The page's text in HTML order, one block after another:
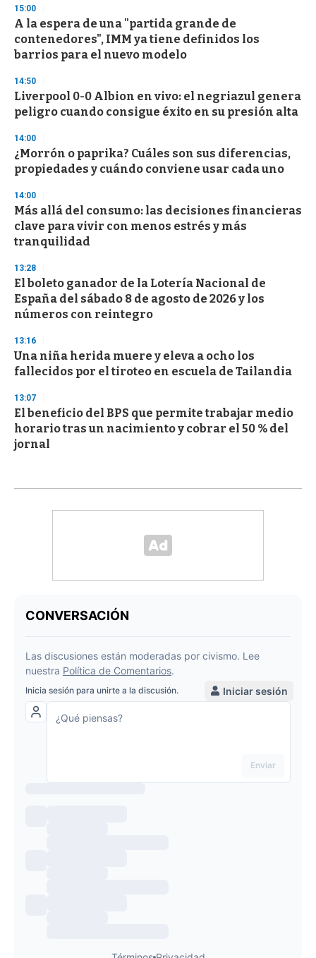
s
e
c
o
n
15:00
A la espera de una "partida grande de
contenedores", IMM ya tiene definidos los
barrios para el nuevo modelo
14:50
Liverpool 0-0 Albion en vivo: el negriazul genera
peligro cuando consigue éxito en su presión alta
14:00
¿Morrón o paprika? Cuáles son sus diferencias,
propiedades y cuándo conviene usar cada uno
14:00
Más allá del consumo: las decisiones financieras
clave para vivir con menos estrés y más
tranquilidad
13:28
El boleto ganador de la Lotería Nacional de
España del sábado 8 de agosto de 2026 y los
números con reintegro
13:16
Una niña herida muere y eleva a ocho los
fallecidos por el tiroteo en escuela de Tailandia
13:07
El beneficio del BPS que permite trabajar medio
horario tras un nacimiento y cobrar el 50 % del
jornal